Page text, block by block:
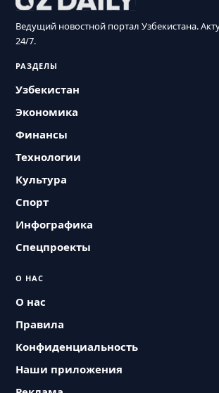
Ведущий новостной портал Узбекистана.
24/7.
РАЗДЕЛЫ
Узбекистан
Экономика
Финансы
Технологии
Культура
Спорт
Инфографика
Спецпроекты
О НАС
О нас
Правила
Конфиденциальность
Наши приложения